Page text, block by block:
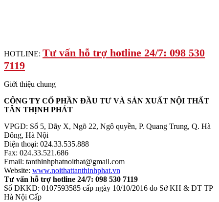
HOTLINE: Tư vấn hỗ trợ hotline 24/7: 098 530
7119
Giới thiệu chung
CÔNG TY CỔ PHẦN ĐẦU TƯ VÀ SẢN XUẤT NỘI THẤT
TÂN THỊNH PHÁT
VPGD: Số 5, Dãy X, Ngõ 22, Ngô quyền, P. Quang Trung, Q. Hà
Đông, Hà Nội
Điện thoại: 024.33.535.888
Fax: 024.33.521.686
Email: tanthinhphatnoithat@gmail.com
Website: www.noithattanthinhphat.vn
Tư vấn hỗ trợ hotline 24/7: 098 530 7119
Số ĐKKD: 0107593585 cấp ngày 10/10/2016 do Sở KH & ĐT TP
Hà Nội Cấp